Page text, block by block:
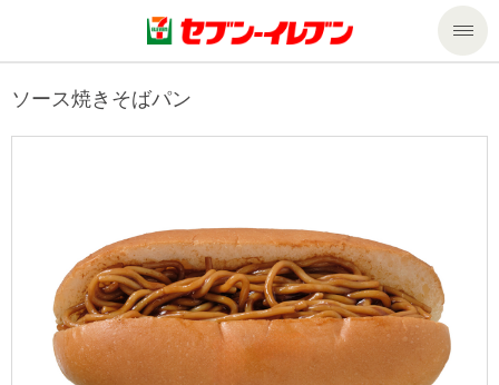
商品のご案内
来週の新商品
商品カテゴリ一覧
サービストップ
nanacoトップ
企業情報
企業情報トップ
私たちの取組み
ソース焼きそばパン